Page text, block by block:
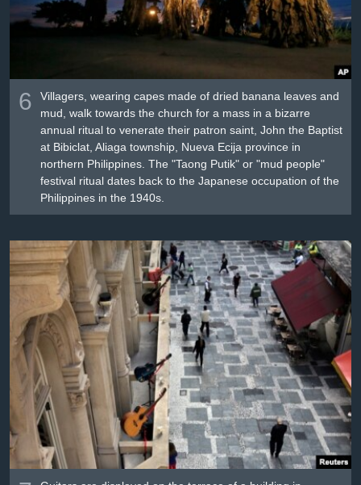
6
Villagers, wearing capes made of dried banana leaves and
mud, walk towards the church for a mass in a bizarre
annual ritual to venerate their patron saint, John the Baptist
at Bibiclat, Aliaga township, Nueva Ecija province in
northern Philippines. The "Taong Putik" or "mud people"
festival ritual dates back to the Japanese occupation of the
Philippines in the 1940s.